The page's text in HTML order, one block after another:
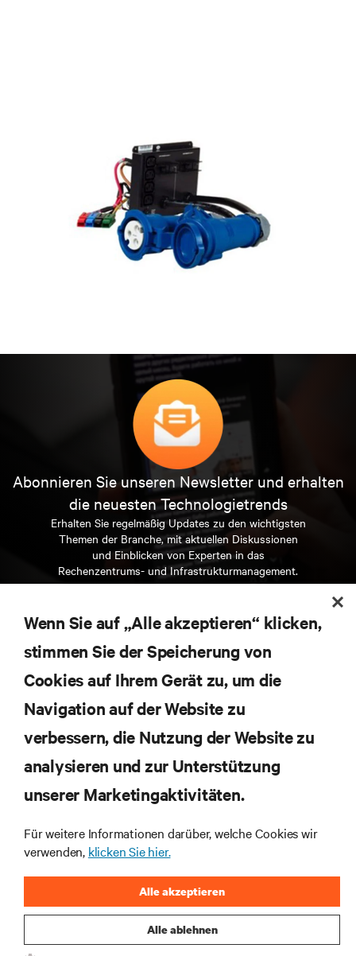
Abonnieren Sie unseren Newsletter und erhalten
die neuesten Technologietrends
Erhalten Sie regelmäßig Updates zu den wichtigsten
Themen der Branche, mit aktuellen Diskussionen
und Einblicken von Experten in das
Rechenzentrums- und Infrastrukturmanagement.
SUPPORT
UNTERNEHMEN
BLEIBEN SIE MIT UNS IN KONTAKT
Nutzungsbedingungen
Wenn Sie auf „Alle akzeptieren“ klicken,
stimmen Sie der Speicherung von
Cookies auf Ihrem Gerät zu, um die
Navigation auf der Website zu
verbessern, die Nutzung der Website zu
analysieren und zur Unterstützung
unserer Marketingaktivitäten.
Für weitere Informationen darüber, welche Cookies wir
verwenden, klicken Sie hier.
Alle ablehnen
Alle akzeptieren